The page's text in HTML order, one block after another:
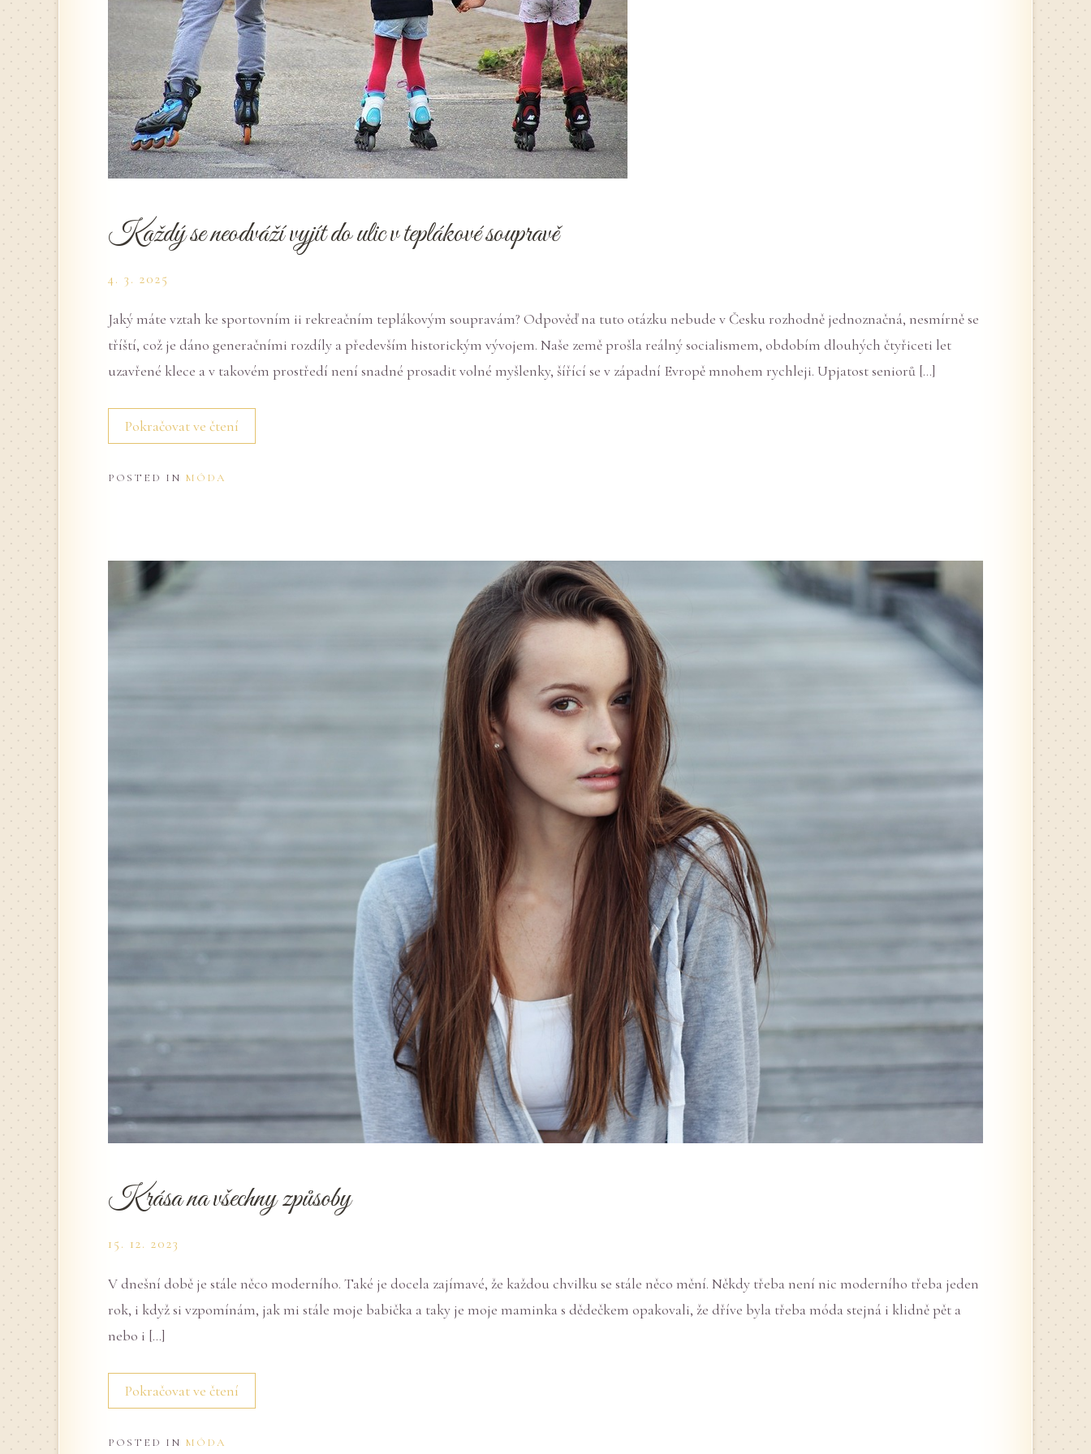
Každý se neodváží vyjít do ulic v teplákové soupravě
4. 3. 2025
Jaký máte vztah ke sportovním ii rekreačním teplákovým soupravám? Odpověď na tuto otázku nebude v Česku rozhodně jednoznačná, nesmírně se
tříští, což je dáno generačními rozdíly a především historickým vývojem. Naše země prošla reálný socialismem, obdobím dlouhých čtyřiceti let
uzavřené klece a v takovém prostředí není snadné prosadit volné myšlenky, šířící se v západní Evropě mnohem rychleji. Upjatost seniorů […]
Pokračovat ve čtení
POSTED IN MÓDA
Krása na všechny způsoby
15. 12. 2023
V dnešní době je stále něco moderního. Také je docela zajímavé, že každou chvilku se stále něco mění. Někdy třeba není nic moderního třeba jeden
rok, i když si vzpomínám, jak mi stále moje babička a taky je moje maminka s dědečkem opakovali, že dříve byla třeba móda stejná i klidně pět a
nebo i […]
Pokračovat ve čtení
POSTED IN MÓDA